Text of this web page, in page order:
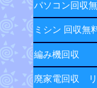
パソコン回収
ミシン 回収無
編み機回収
廃家電回収